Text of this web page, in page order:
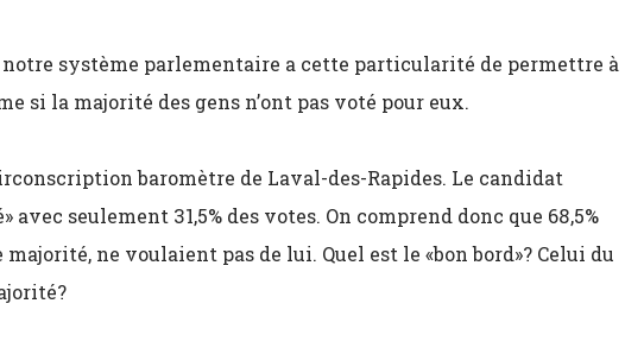
système parlementaire a cette particularité de permettre à
si la majorité des gens n’ont pas voté pour eux.
baromètre de Laval-des-Rapides. Le candidat
avec seulement 31,5% des votes. On comprend donc que 68,5%
majorité, ne voulaient pas de lui. Quel est le «bon bord»? Celui du